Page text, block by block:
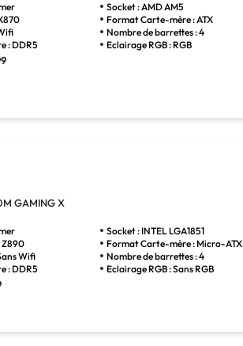
Socket : AMD AM5
Format Carte-mère : ATX
Nombre de barrettes : 4
: DDR5
Eclairage RGB : RGB
GAMING X
Socket : INTEL LGA1851
Z890
Format Carte-mère : Micro-ATX
Wifi
Nombre de barrettes : 4
: DDR5
Eclairage RGB : Sans RGB